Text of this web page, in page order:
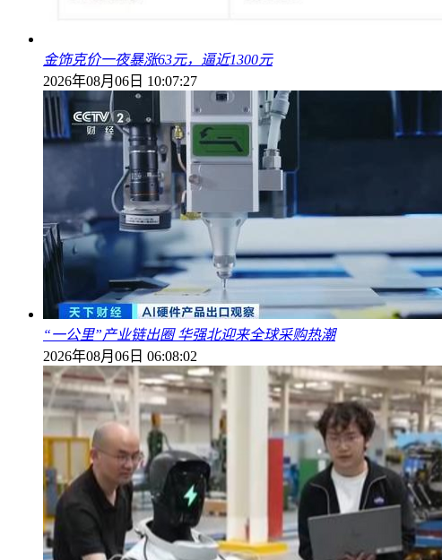
金饰克价一夜暴涨63元，逼近1300元
2026年08月06日 10:07:27
“一公里”产业链出圈 华强北迎来全球采购热潮
2026年08月06日 06:08:02